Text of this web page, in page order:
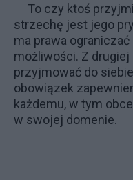
To czy ktoś
strzechę jest jego
ma prawa
możliwości. Z
przyjmować do
obowiązek
każdemu, w tym
w swojej domenie.